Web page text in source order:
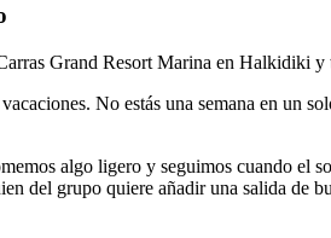
Grand Resort Marina en Halkidiki
No estás una semana en un
algo ligero y seguimos cuando el
del grupo quiere añadir una salida